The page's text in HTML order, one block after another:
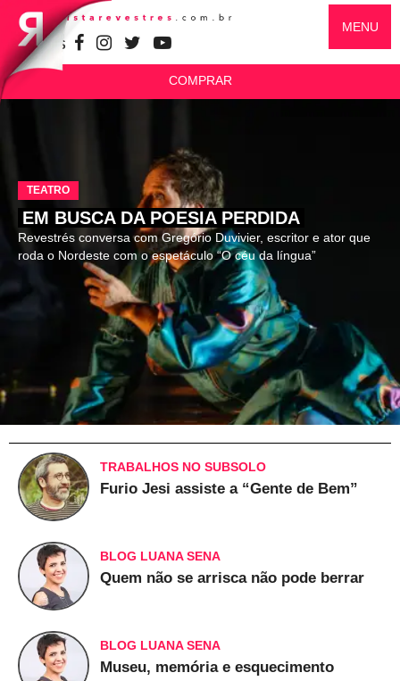
SIGA-NOS
MENU
COMPRAR
TEATRO
EM BUSCA DA POESIA PERDIDA
Revestrés conversa com Gregório Duvivier, escritor e ator que
roda o Nordeste com o espetáculo “O céu da língua”
TRABALHOS NO SUBSOLO
Furio Jesi assiste a “Gente de Bem”
BLOG LUANA SENA
Quem não se arrisca não pode berrar
BLOG LUANA SENA
Museu, memória e esquecimento